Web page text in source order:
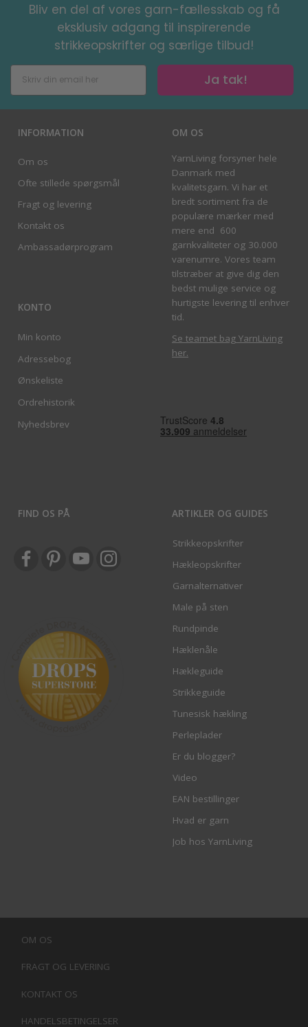
Bliv en del af vores garn-fællesskab og få
eksklusiv adgang til inspirerende
strikkeopskrifter og særlige tilbud!
Ja tak!
INFORMATION
Om os
Ofte stillede spørgsmål
Fragt og levering
Kontakt os
Ambassadørprogram
KONTO
Min konto
Adressebog
Ønskeliste
Ordrehistorik
Nyhedsbrev
OM OS
YarnLiving forsyner hele
Danmark med
kvalitetsgarn. Vi har et
bredt sortiment fra de
populære mærker med
mere end 600
garnkvaliteter og 30.000
varenumre. Vores team
tilstræber at give dig den
bedst mulige service og
hurtigste levering til enhver
tid.
Se teamet bag YarnLiving
her.
FIND OS PÅ ARTIKLER OG GUIDES
Strikkeopskrifter
Hækleopskrifter
Garnalternativer
Male på sten
Rundpinde
Hæklenåle
Hækleguide
Strikkeguide
Tunesisk hækling
Perleplader
Er du blogger?
Video
EAN bestillinger
Hvad er garn
Job hos YarnLiving
OM OS
FRAGT OG LEVERING
KONTAKT OS
HANDELSBETINGELSER